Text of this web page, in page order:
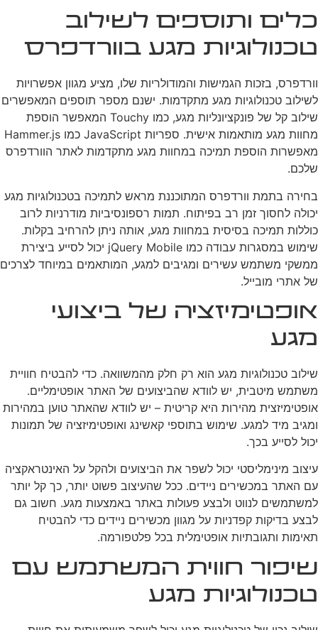
כלים ותוספים לשילוב
טכנולוגיות מגע בוורדפרס
וורדפרס, בזכות הגמישות והמודולריות שלו, מציע מגוון אפשרויות
לשילוב טכנולוגיות מגע מתקדמות. ישנם מספר תוספים המאפשרים
שילוב קל של פונקציונליות מגע, כמו Touchy המאפשר הוספת
מחוות מגע מותאמות אישית. ספריות JavaScript כמו Hammer.js
מאפשרות הוספת תמיכה במחוות מגע מתקדמות לאתר הוורדפרס
שלכם.
בחירה בתמת וורדפרס המתוכננת מראש לתמיכה בטכנולוגיות מגע
יכולה לחסוך זמן רב בפיתוח. תמות רספונסיביות מודרניות לרוב
כוללות תמיכה בסיסית במחוות מגע, אותה ניתן להרחיב בקלות.
שימוש במסגרות עבודה כמו jQuery Mobile יכול לסייע ביצירת
ממשקי משתמש עשירים ומגיבים למגע, המותאמים במיוחד לצרכים
של אתרי מובייל.
אופטימיזציה של ביצועי
מגע
שילוב טכנולוגיות מגע הוא רק חלק מהמשוואה. כדי להבטיח חוויית
משתמש מיטבית, יש לוודא שהביצועים של האתר אופטימליים.
אופטימיזצית מהירות היא קריטית – יש לוודא שהאתר טוען במהירות
ומגיב מיד למגע. שימוש בתוספי קאשינג ואופטימיזציה של תמונות
יכול לסייע בכך.
עיצוב מינימליסטי יכול לשפר את הביצועים ולהקל על האינטראקציה
עם האתר במכשירים ניידים. ככל שהעיצוב פשוט יותר, כך קל יותר
למשתמשים לנווט ולבצע פעולות באתר באמצעות מגע. חשוב גם
לבצע בדיקות קפדניות על מגוון מכשירים ניידים כדי להבטיח
תאימות ותגובתיות אופטימלית בכל פלטפורמה.
שיפור חווית המשתמש עם
טכנולוגיות מגע